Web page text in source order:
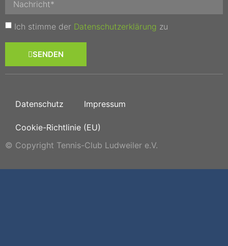
Ich stimme der Datenschutzerklärung zu
SENDEN
Datenschutz Impressum
Cookie-Richtlinie (EU)
© Copyright Tennis-Club Ludweiler e.V.